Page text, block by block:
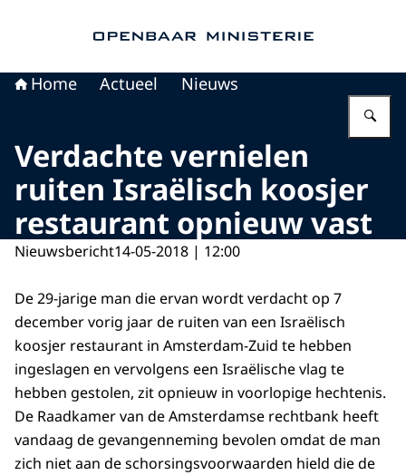
Home Actueel Nieuws
Verdachte vernielen
ruiten Israëlisch koosjer
restaurant opnieuw vast
Nieuwsbericht14-05-2018 | 12:00
De 29-jarige man die ervan wordt verdacht op 7
december vorig jaar de ruiten van een Israëlisch
koosjer restaurant in Amsterdam-Zuid te hebben
ingeslagen en vervolgens een Israëlische vlag te
hebben gestolen, zit opnieuw in voorlopige hechtenis.
De Raadkamer van de Amsterdamse rechtbank heeft
vandaag de gevangenneming bevolen omdat de man
zich niet aan de schorsingsvoorwaarden hield die de